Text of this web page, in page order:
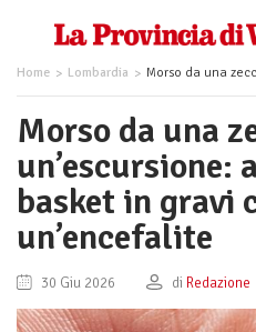
Home Lombardia Morso da una zecca durante un’escursione: allenatore
Morso da una
un’escursione:
basket in gravi
un’encefalite
30 Giu 2026 di Redazione